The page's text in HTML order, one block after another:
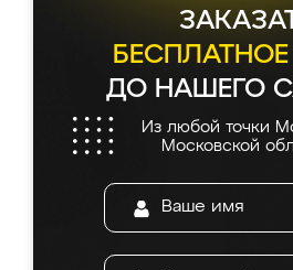
ДО НАШЕГО
Из любой точки
Московской